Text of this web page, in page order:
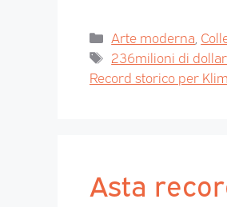
Arte moderna
236milioni di
Record storico per
Asta